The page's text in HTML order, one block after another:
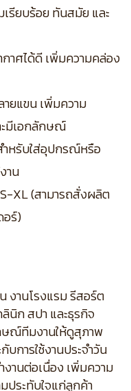
รียบร้อย ทันสมัย และ
าศได้ดี เพิ่มความคล่อง
ยแขน เพิ่มความ
ะมีเอกลักษณ์
ำหรับใส่อุปกรณ์หรือ
าน
XL (สามารถสั่งผลิต
อร์)
งานโรงแรม รีสอร์ต
นิก สปา และธุรกิจ
ษณ์ทีมงานให้ดูสุภาพ
บการใช้งานประจำวัน
านต่อเนื่อง เพิ่มความ
ประทับใจแก่ลูกค้า